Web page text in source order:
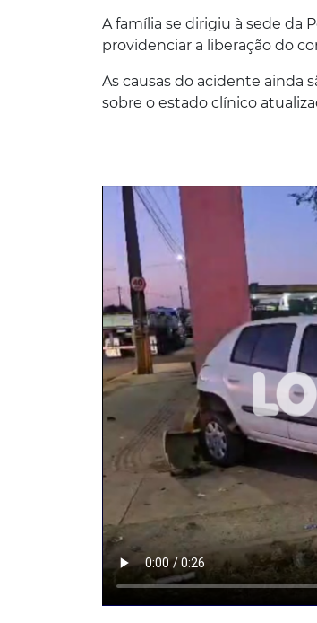
A família se dirigiu à sede da
providenciar a liberação do
As causas do acidente ainda
sobre o estado clínico